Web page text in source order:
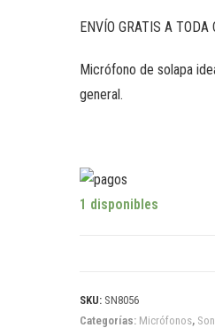
ENVÍO GRATIS A TODA
Micrófono de solapa
general.
1 disponibles
SKU: SN8056
Categorías: Micrófonos,